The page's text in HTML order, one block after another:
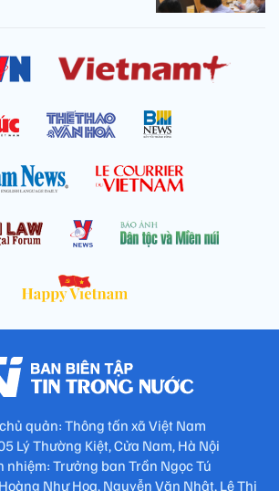
quản: Thông tấn xã Việt Nam
Lý Thường Kiệt, Cửa Nam, Hà Nội
nhiệm: Trưởng ban Trần Ngọc Tú
Như Hoa, Nguyễn Văn Nhật, Lê Thị